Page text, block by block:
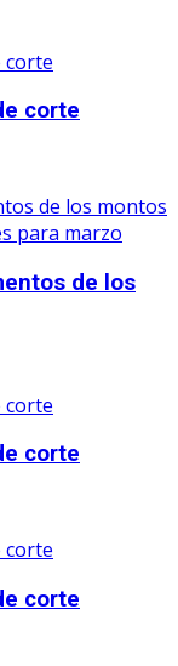
corte
de los
corte
corte